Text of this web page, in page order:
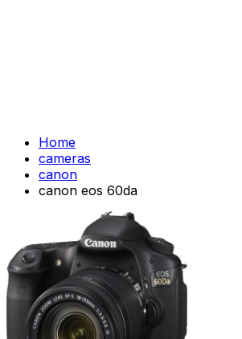
Home
cameras
canon
canon eos 60da